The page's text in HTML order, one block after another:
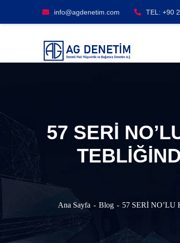
info@agdenetim.com TEL: +90
57 SERİ
Ana Sayfa Blog 57 SERİ